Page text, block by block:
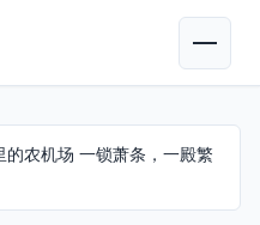
的农机场 一锁萧条，一殿繁